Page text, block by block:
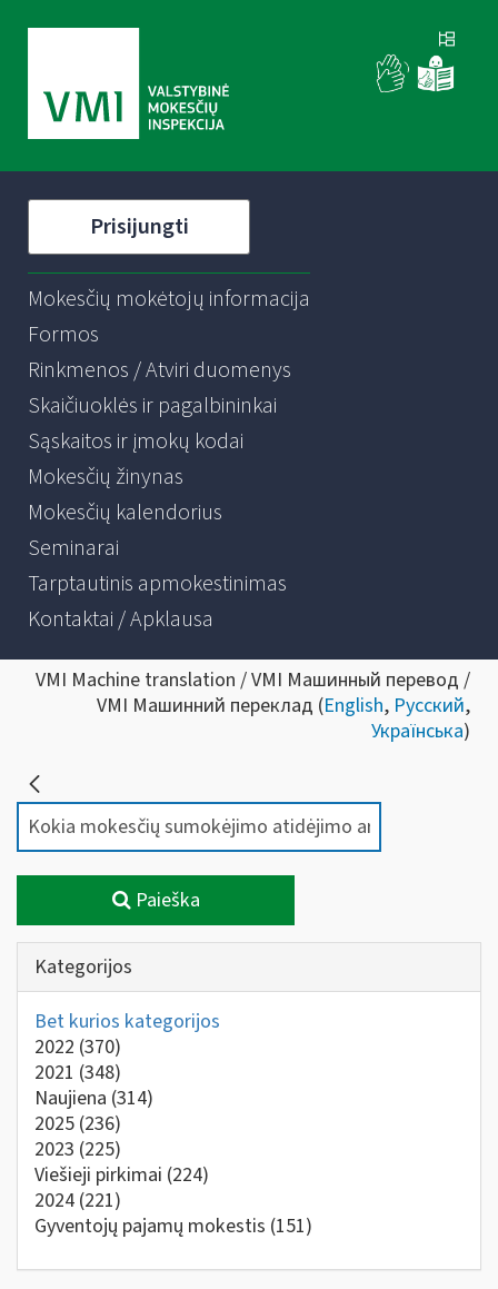
Prisijungti
Mokesčių mokėtojų informacija
Formos
Rinkmenos / Atviri duomenys
Skaičiuoklės ir pagalbininkai
Sąskaitos ir įmokų kodai
Mokesčių žinynas
Mokesčių kalendorius
Seminarai
Tarptautinis apmokestinimas
Kontaktai / Apklausa
VMI Machine translation / VMI Машинный перевод /
VMI Машинний переклад (English, Русский,
Українська)
Paieška
Kategorijos
Bet kurios kategorijos
2022 (370)
2021 (348)
Naujiena (314)
2025 (236)
2023 (225)
Viešieji pirkimai (224)
2024 (221)
Gyventojų pajamų mokestis (151)